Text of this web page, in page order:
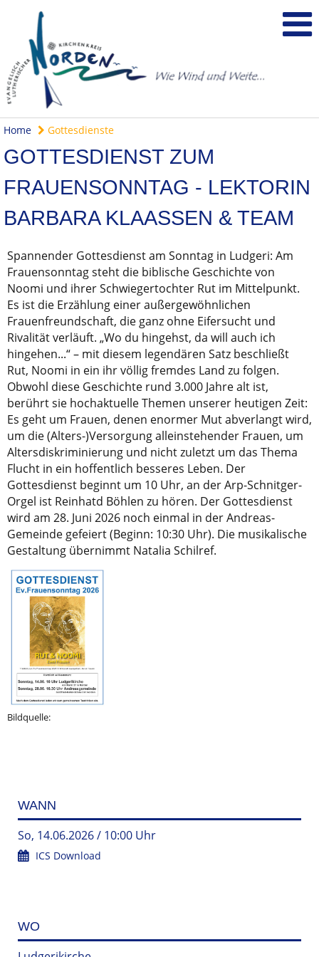
Home Gottesdienste
GOTTESDIENST ZUM
FRAUENSONNTAG - LEKTORIN
BARBARA KLAASSEN & TEAM
Spannender Gottesdienst am Sonntag in Ludgeri: Am
Frauensonntag steht die biblische Geschichte von
Noomi und ihrer Schwiegertochter Rut im Mittelpunkt.
Es ist die Erzählung einer außergewöhnlichen
Frauenfreundschaft, die ganz ohne Eifersucht und
Rivalität verläuft. „Wo du hingehst, da will auch ich
hingehen...“ – mit diesem legendären Satz beschließt
Rut, Noomi in ein ihr völlig fremdes Land zu folgen.
Obwohl diese Geschichte rund 3.000 Jahre alt ist,
berührt sie hochaktuelle Themen unserer heutigen Zeit:
Es geht um Frauen, denen enormer Mut abverlangt wird,
um die (Alters-)Versorgung alleinstehender Frauen, um
Altersdiskriminierung und nicht zuletzt um das Thema
Flucht in ein hoffentlich besseres Leben. Der
Gottesdienst beginnt um 10 Uhr, an der Arp-Schnitger-
Orgel ist Reinhatd Böhlen zu hören. Der Gottesdienst
wird am 28. Juni 2026 noch einmal in der Andreas-
Gemeinde gefeiert (Beginn: 10:30 Uhr). Die musikalische
Gestaltung übernimmt Natalia Schilref.
Bildquelle:
WANN
So, 14.06.2026 / 10:00 Uhr
ICS Download
WO